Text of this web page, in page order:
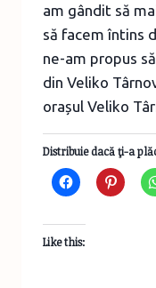
am gândit să
să facem întins
ne-am propus
din Veliko
orașul Veliko
Distribuie dacă ţi-a
Like this: